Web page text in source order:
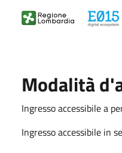
Modalità
Ingresso accessibile a
Ingresso accessibile in